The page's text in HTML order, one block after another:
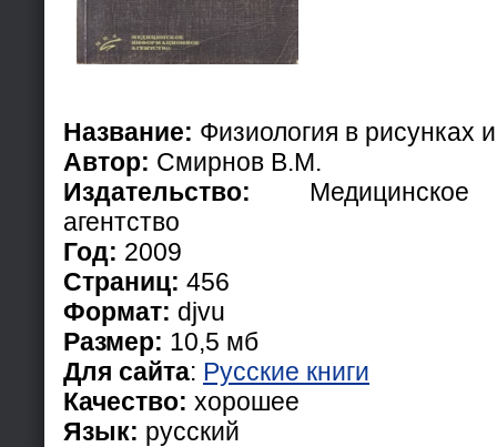
Название: Физиология в рисунках
Автор: Смирнов В.М.
Издательство: Медицинское
агентство
Год: 2009
Страниц: 456
Формат: djvu
Размер: 10,5 мб
Для сайта: Русские книги
Качество: хорошее
Язык: русский